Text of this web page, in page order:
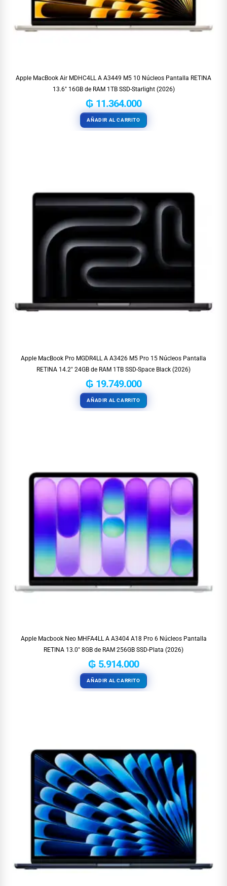
Apple MacBook Air MDHC4LL A A3449 M5 10 Núcleos Pantalla RETINA
13.6″ 16GB de RAM 1TB SSD-Starlight (2026)
₲ 11.364.000
AÑADIR AL CARRITO
Apple MacBook Pro MGDR4LL A A3426 M5 Pro 15 Núcleos Pantalla
RETINA 14.2″ 24GB de RAM 1TB SSD-Space Black (2026)
₲ 19.749.000
AÑADIR AL CARRITO
Apple Macbook Neo MHFA4LL A A3404 A18 Pro 6 Núcleos Pantalla
RETINA 13.0″ 8GB de RAM 256GB SSD-Plata (2026)
₲ 5.914.000
AÑADIR AL CARRITO